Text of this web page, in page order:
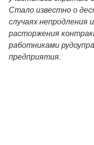
Стало известно о
случаях непродления
расторжения
работниками
предприятия.